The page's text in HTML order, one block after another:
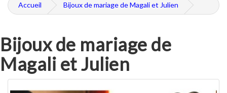
Accueil Bijoux de mariage de Magali et Julien
Bijoux de mariage de
Magali et Julien